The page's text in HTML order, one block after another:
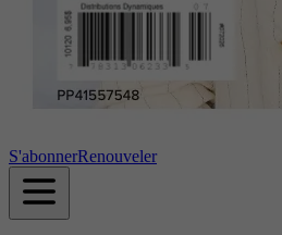
S'abonnerRenouveler